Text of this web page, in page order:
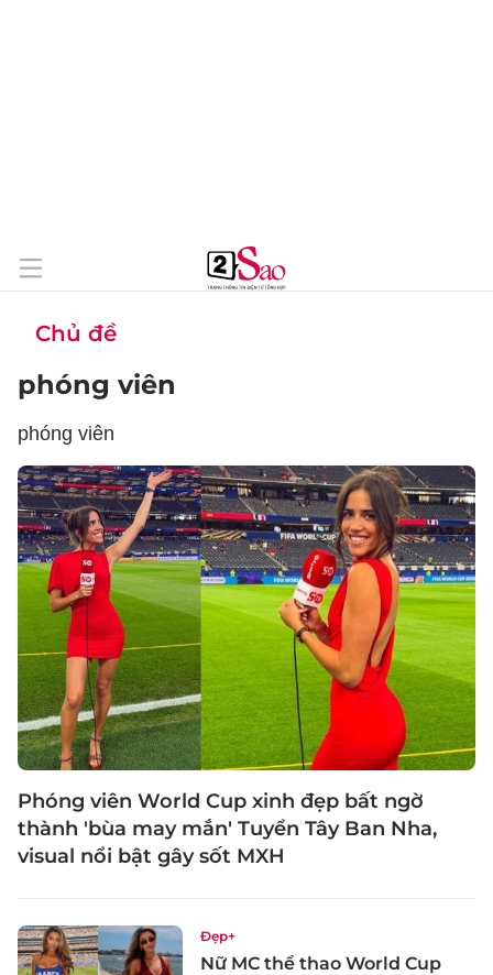
Chủ đề
phóng viên
phóng viên
Phóng viên World Cup xinh đẹp bất ngờ
thành 'bùa may mắn' Tuyển Tây Ban Nha,
visual nổi bật gây sốt MXH
Đẹp+
Nữ MC thể thao World Cup